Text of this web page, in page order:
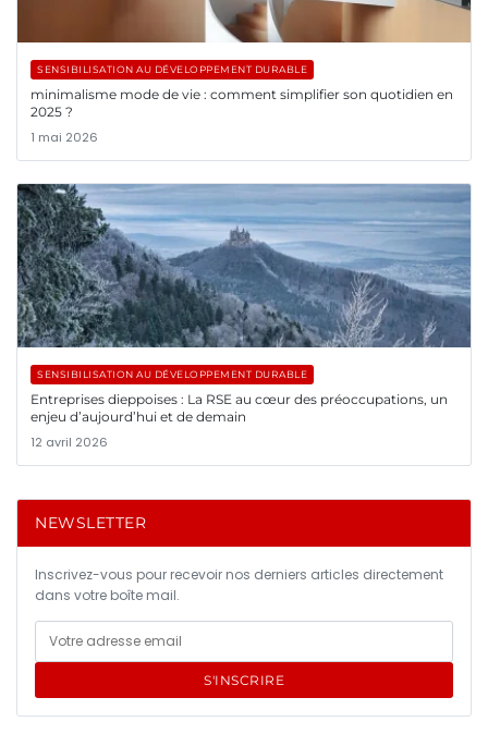
SENSIBILISATION AU DÉVELOPPEMENT DURABLE
minimalisme mode de vie : comment simplifier son quotidien en
2025 ?
1 mai 2026
SENSIBILISATION AU DÉVELOPPEMENT DURABLE
Entreprises dieppoises : La RSE au cœur des préoccupations, un
enjeu d’aujourd’hui et de demain
12 avril 2026
NEWSLETTER
Inscrivez-vous pour recevoir nos derniers articles directement
dans votre boîte mail.
S'INSCRIRE